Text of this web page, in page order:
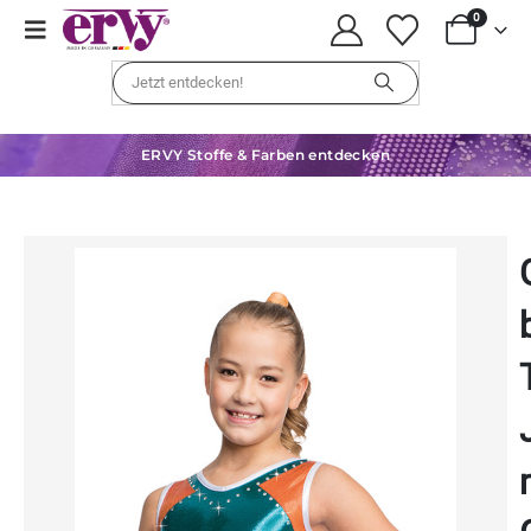
0
ERVY Stoffe & Farben entdecken